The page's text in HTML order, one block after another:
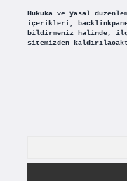
Hukuka ve yasal
içerikleri,
bildirmeniz halinde,
sitemizden